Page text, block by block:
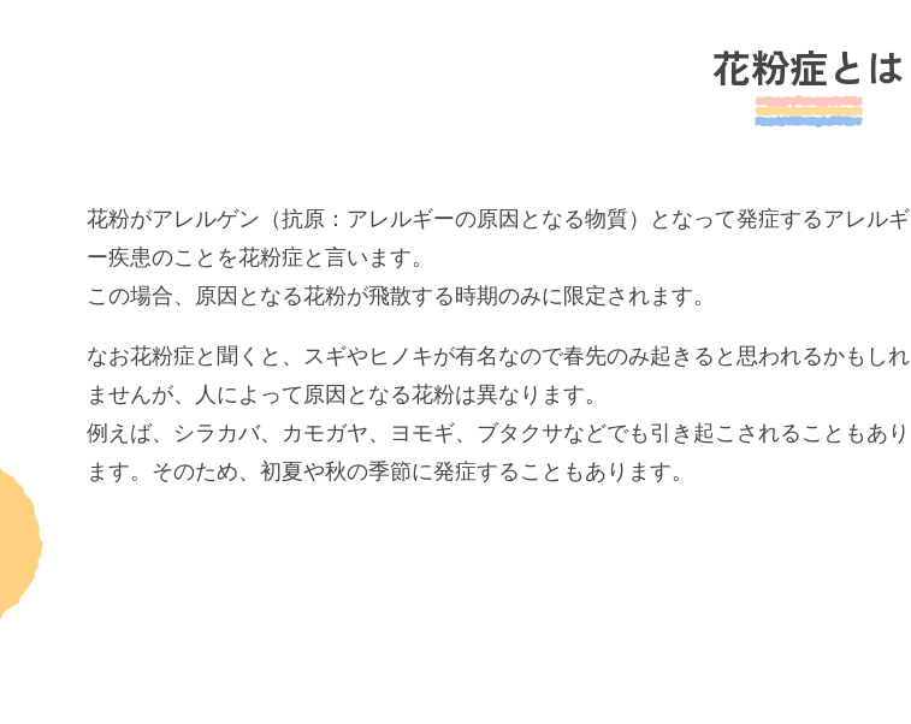
花粉症とは
花粉がアレルゲン（抗原：アレルギーの原因となる物質）となって発症するアレルギ
ー疾患のことを花粉症と言います。
この場合、原因となる花粉が飛散する時期のみに限定されます。
なお花粉症と聞くと、スギやヒノキが有名なので春先のみ起きると思われるかもしれ
ませんが、人によって原因となる花粉は異なります。
例えば、シラカバ、カモガヤ、ヨモギ、ブタクサなどでも引き起こされることもあり
ます。そのため、初夏や秋の季節に発症することもあります。